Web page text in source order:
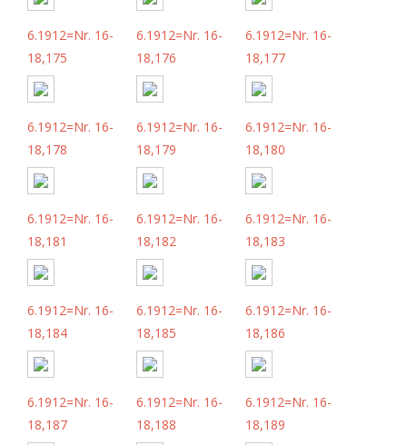
6.1912=Nr. 16-
18,175
6.1912=Nr. 16-
18,176
6.1912=Nr. 16-
18,177
6.1912=Nr. 16-
18,178
6.1912=Nr. 16-
18,179
6.1912=Nr. 16-
18,180
6.1912=Nr. 16-
18,181
6.1912=Nr. 16-
18,182
6.1912=Nr. 16-
18,183
6.1912=Nr. 16-
18,184
6.1912=Nr. 16-
18,185
6.1912=Nr. 16-
18,186
6.1912=Nr. 16-
18,187
6.1912=Nr. 16-
18,188
6.1912=Nr. 16-
18,189